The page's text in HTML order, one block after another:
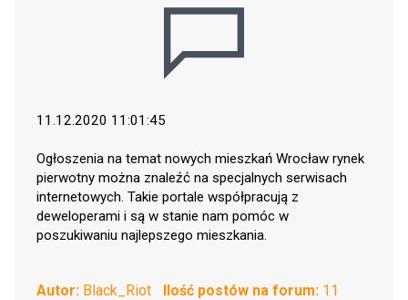
11.12.2020 11:01:45
Ogłoszenia na temat nowych mieszkań Wrocław rynek
pierwotny można znaleźć na specjalnych serwisach
internetowych. Takie portale współpracują z
deweloperami i są w stanie nam pomóc w
poszukiwaniu najlepszego mieszkania.
Autor: Black_Riot Ilość postów na forum:11